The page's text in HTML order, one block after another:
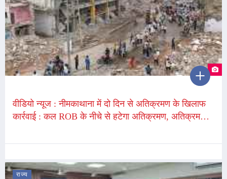
वीडियो न्यूज : नीमकाथाना में दो दिन से अतिक्रमण के खिलाफ
कार्रवाई : कल ROB के नीचे से हटेगा अतिक्रमण, अतिक्रमण
राज्य